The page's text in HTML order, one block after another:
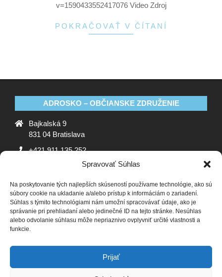
Spravovať Súhlas
Na poskytovanie tých najlepších skúseností používame technológie, ako sú
súbory cookie na ukladanie a/alebo prístup k informáciám o zariadení.
Súhlas s týmito technológiami nám umožní spracovávať údaje, ako je
správanie pri prehliadaní alebo jedinečné ID na tejto stránke. Nesúhlas
alebo odvolanie súhlasu môže nepriaznivo ovplyvniť určité vlastnosti a
funkcie.
Prijať
v=1590433552417076 Video Zdroj
POKRAČOVAŤ V ČÍTANÍ
ADROSKO – OBČIANSKE ZDRUŽENIE
Bajkalská 9
831 04 Bratislava
+421 911 135 252
ADROSKO
Stanovy OZ Ochrana osobných údajov
Zásady
používania súborov cookie (EÚ)
Vyhlásenie o ochrane
osobných údajov (EU)
SLEDUJTE NÁS